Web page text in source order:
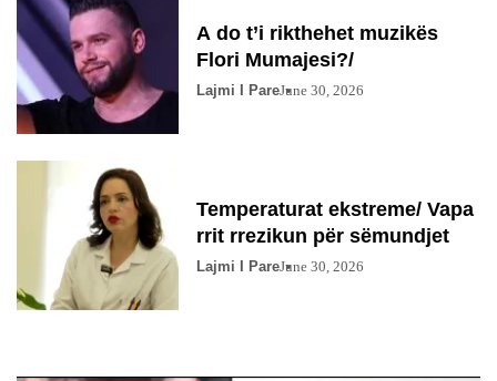
A do t’i rikthehet muzikës
Flori Mumajesi?/
Lajmi I PareJune 30, 2026
Temperaturat ekstreme/ Vapa
rrit rrezikun për sëmundjet
Lajmi I PareJune 30, 2026